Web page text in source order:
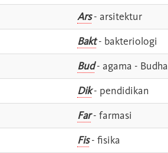
Ars- arsitektur
Bakt- bakteriologi
Bud- agama - Budha
Dik- pendidikan
Far- farmasi
Fis- fisika